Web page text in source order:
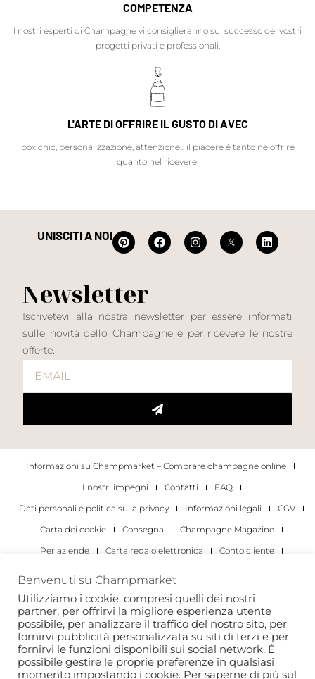
COMPETENZA
I nostri esperti di Champagne vi consiglieranno sul successo dei vostri
progetti privati e professionali.
L'ARTE DI OFFRIRE IL GUSTO DI AVEC
box chic, personalizzazione, attenzione... il piacere è tanto neloffrire
quanto nel ricevere.
UNISCITI A NOI
Newsletter
Iscrivetevi alla nostra newsletter per essere informati
sulle novità dello Champagne e per ricevere le nostre
offerte.
Informazioni su Champmarket – Comprare champagne online
I nostri impegni
Contatti
FAQ
Dati personali e politica sulla privacy
Informazioni legali
CGV
Carta dei cookie
Consegna
Champagne Magazine
Per aziende
Carta regalo elettronica
Conto cliente
Per gli individui
Per le aziende
Copyright 2022 © tutti i diritti riservati. Champmarket.
Benvenuti su Champmarket
Utilizziamo i cookie, compresi quelli dei nostri
partner, per offrirvi la migliore esperienza utente
possibile, per analizzare il traffico del nostro sito, per
fornirvi pubblicità personalizzata su siti di terzi e per
fornirvi le funzioni disponibili sui social network. È
possibile gestire le proprie preferenze in qualsiasi
momento impostando i cookie. Per saperne di più sul